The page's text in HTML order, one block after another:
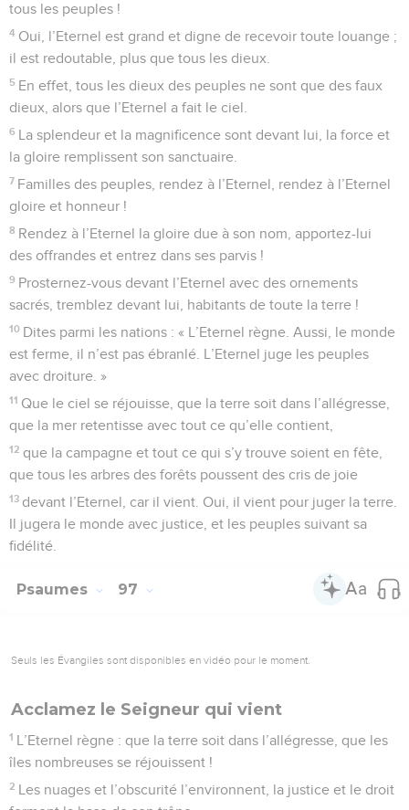
tous les peuples !
4 Oui, l’Eternel est grand et digne de recevoir toute louange ;
il est redoutable, plus que tous les dieux.
5 En effet, tous les dieux des peuples ne sont que des faux
dieux, alors que l’Eternel a fait le ciel.
6 La splendeur et la magnificence sont devant lui, la force et
la gloire remplissent son sanctuaire.
7 Familles des peuples, rendez à l’Eternel, rendez à l’Eternel
gloire et honneur !
8 Rendez à l’Eternel la gloire due à son nom, apportez-lui
des offrandes et entrez dans ses parvis !
9 Prosternez-vous devant l’Eternel avec des ornements
sacrés, tremblez devant lui, habitants de toute la terre !
10 Dites parmi les nations : « L’Eternel règne. Aussi, le monde
est ferme, il n’est pas ébranlé. L’Eternel juge les peuples
avec droiture. »
11 Que le ciel se réjouisse, que la terre soit dans l’allégresse,
que la mer retentisse avec tout ce qu’elle contient,
12 que la campagne et tout ce qui s’y trouve soient en fête,
que tous les arbres des forêts poussent des cris de joie
13 devant l’Eternel, car il vient. Oui, il vient pour juger la terre.
Il jugera le monde avec justice, et les peuples suivant sa
fidélité.
Psaumes 97
Seuls les Évangiles sont disponibles en vidéo pour le moment.
Acclamez le Seigneur qui vient
1 L’Eternel règne : que la terre soit dans l’allégresse, que les
îles nombreuses se réjouissent !
2 Les nuages et l’obscurité l’environnent, la justice et le droit